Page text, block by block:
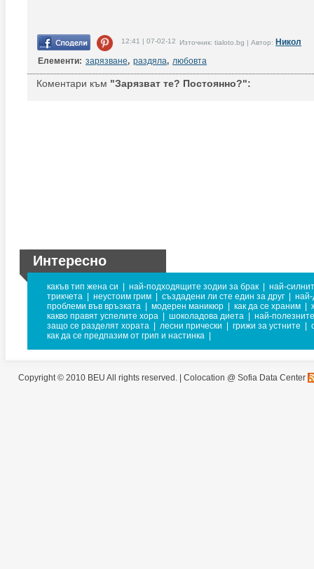
12:41 | 07-02-12 Източник: tialoto.bg | Автор: Никол
Елементи: зарязване, раздяла, любовта
Коментари към "Зарязват те? Постоянно?":
Интересно
какъв тип жена си най-подходящите зодии за брак
най-
трикчета
неустоим грим създадени ли сте един за друг
най-
проблеми във връзката
модерен маникюр как да се храним
какво правят успелите хора
шоколадова диета
най-
защо се разделят хората
лесни прически грижи за устните
как да се предпазим от грип и настинка
Copyright © 2010 BEU All rights reserved. | Colocation @ Sofia Data Center